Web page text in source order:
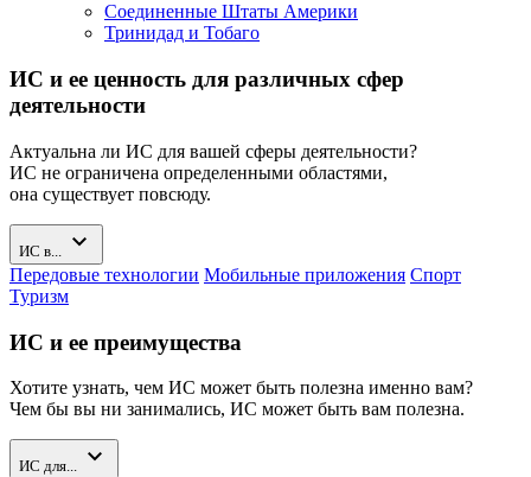
Соединенные Штаты Америки
Тринидад и Тобаго
ИС и ее ценность для различных сфер
деятельности
Актуальна ли ИС для вашей сферы деятельности?
ИС не ограничена определенными областями,
она существует повсюду.
ИС в... expand_more
Передовые технологии Мобильные приложения Спорт
Туризм
ИС и ее преимущества
Хотите узнать, чем ИС может быть полезна именно вам?
Чем бы вы ни занимались, ИС может быть вам полезна.
ИС для... expand_more